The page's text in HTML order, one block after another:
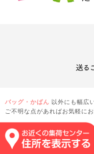
バッグ・かばん 以外にも幅広
ご不明な点があればお気軽に
送ること